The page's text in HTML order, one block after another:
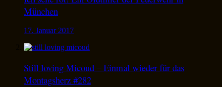
München
17. Januar 2017
Still loving Micoud – Einmal wieder für das
Montagsherz #282